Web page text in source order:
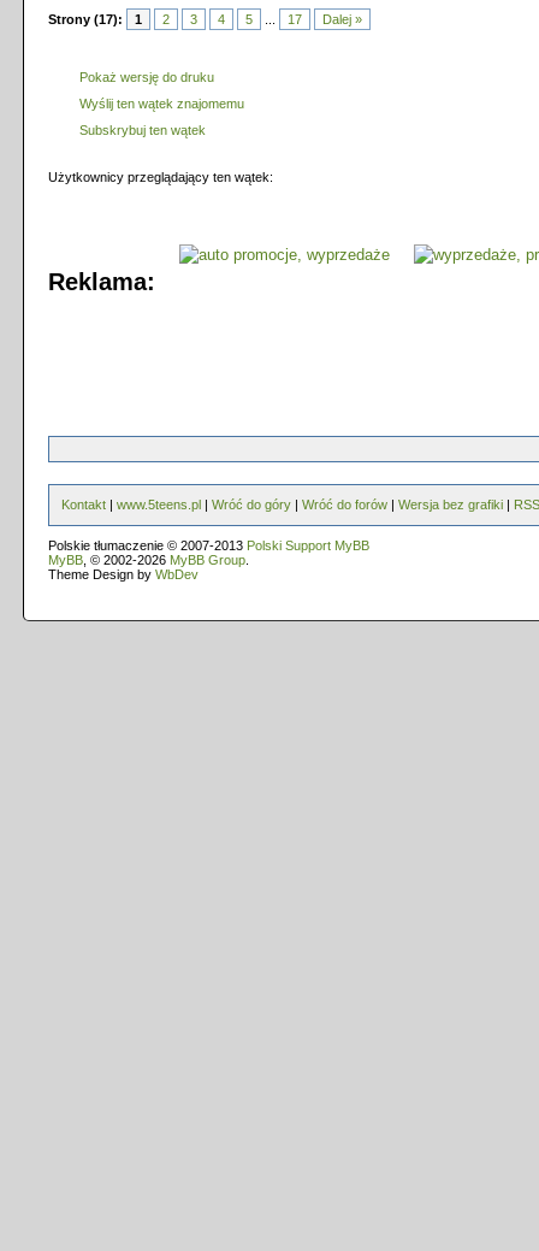
Strony (17): 1 2 3 4 5 17 Dalej »
Pokaż wersję do druku
Wyślij ten wątek znajomemu
Subskrybuj ten wątek
Użytkownicy przeglądający ten wątek:
Reklama:
Kontakt | www.5teens.pl | Wróć do góry | Wróć do forów | Wersja bez grafiki | RSS
Polskie tłumaczenie © 2007-2013 Polski Support MyBB
MyBB , © 2002-2026 MyBB Group
Theme Design by WbDev